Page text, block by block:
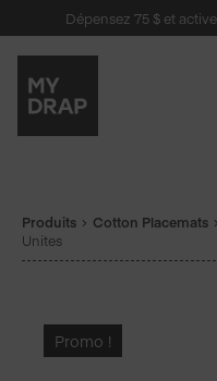
Dépensez 75 $ et
Produits Cotton Placemats
Unites
Promo !